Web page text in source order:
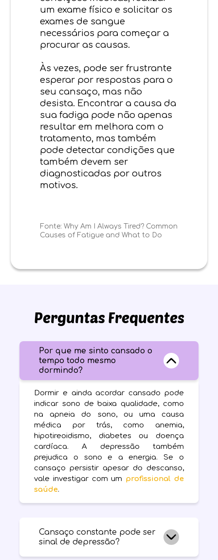
um exame físico e solicitar os
exames de sangue
necessários para começar a
procurar as causas.
Às vezes, pode ser frustrante
esperar por respostas para o
seu cansaço, mas não
desista. Encontrar a causa da
sua fadiga pode não apenas
resultar em melhora com o
tratamento, mas também
pode detectar condições que
também devem ser
diagnosticadas por outros
motivos.
Fonte: Why Am I Always Tired? Common
Causes of Fatigue and What to Do
Perguntas Frequentes
Por que me sinto cansado o
tempo todo mesmo
dormindo?
Dormir e ainda acordar cansado pode
indicar sono de baixa qualidade, como
na apneia do sono, ou uma causa
médica por trás, como anemia,
hipotireoidismo, diabetes ou doença
cardíaca. A depressão também
prejudica o sono e a energia. Se o
cansaço persistir apesar do descanso,
vale investigar com um profissional de
saúde.
Cansaço constante pode ser
sinal de depressão?